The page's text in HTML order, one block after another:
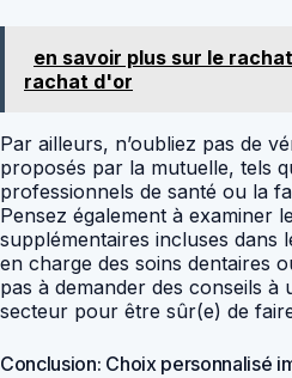
en savoir plus sur le
rachat d'or
Par ailleurs, n’oubliez pas de
proposés par la mutuelle, tels
professionnels de santé ou la
Pensez également à examiner
supplémentaires incluses dans
en charge des soins dentaires
pas à demander des conseils
secteur pour être sûr(e) de
Conclusion: Choix personnalisé